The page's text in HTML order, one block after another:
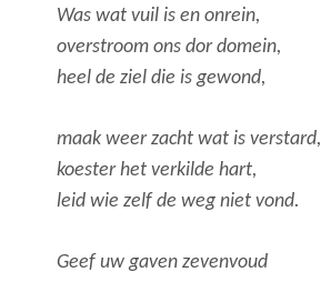
Was wat vuil is en onrein,
overstroom ons dor domein,
heel de ziel die is gewond,
maak weer zacht wat is verstard,
koester het verkilde hart,
leid wie zelf de weg niet vond.
Geef uw gaven zevenvoud